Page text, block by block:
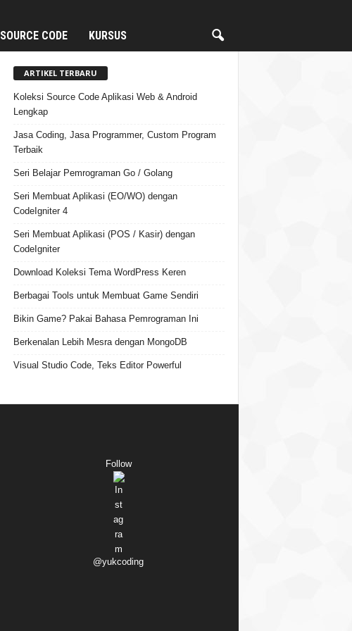
SOURCE CODE KURSUS
ARTIKEL TERBARU
Koleksi Source Code Aplikasi Web & Android
Lengkap
Jasa Coding, Jasa Programmer, Custom Program
Terbaik
Seri Belajar Pemrograman Go / Golang
Seri Membuat Aplikasi (EO/WO) dengan
CodeIgniter 4
Seri Membuat Aplikasi (POS / Kasir) dengan
CodeIgniter
Download Koleksi Tema WordPress Keren
Berbagai Tools untuk Membuat Game Sendiri
Bikin Game? Pakai Bahasa Pemrograman Ini
Berkenalan Lebih Mesra dengan MongoDB
Visual Studio Code, Teks Editor Powerful
Follow
@yukcoding